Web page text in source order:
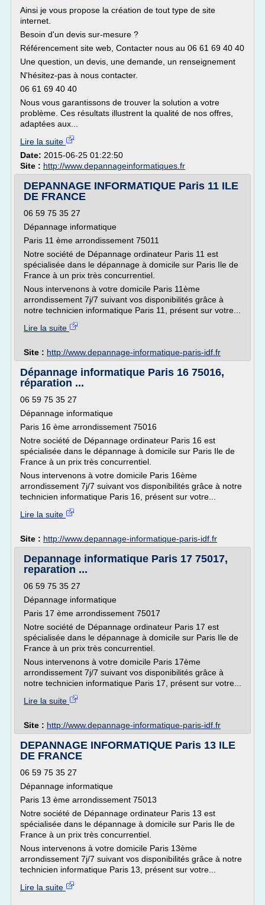
Ainsi je vous propose la création de tout type de site
internet.
Besoin d'un devis sur-mesure ?
Référencement site web, Contacter nous au 06 61 69 40 40
Une question, un devis, une demande, un renseignement
N'hésitez-pas à nous contacter.
06 61 69 40 40
Nous vous garantissons de trouver la solution a votre
problème. Ces résultats illustrent la qualité de nos offres,
adaptées aux...
Lire la suite
Date: 2015-06-25 01:22:50
Site : http://www.depannageinformatiques.fr
DEPANNAGE INFORMATIQUE Paris 11 ILE
DE FRANCE
06 59 75 35 27
Dépannage informatique
Paris 11 ème arrondissement 75011
Notre société de Dépannage ordinateur Paris 11 est
spécialisée dans le dépannage à domicile sur Paris Ile de
France à un prix très concurrentiel.
Nous intervenons à votre domicile Paris 11ème
arrondissement 7j/7 suivant vos disponibilités grâce à
notre technicien informatique Paris 11, présent sur votre...
Lire la suite
Site : http://www.depannage-informatique-paris-idf.fr
Dépannage informatique Paris 16 75016,
réparation ...
06 59 75 35 27
Dépannage informatique
Paris 16 ème arrondissement 75016
Notre société de Dépannage ordinateur Paris 16 est
spécialisée dans le dépannage à domicile sur Paris Ile de
France à un prix très concurrentiel.
Nous intervenons à votre domicile Paris 16ème
arrondissement 7j/7 suivant vos disponibilités grâce à notre
technicien informatique Paris 16, présent sur votre...
Lire la suite
Site : http://www.depannage-informatique-paris-idf.fr
Depannage informatique Paris 17 75017,
reparation ...
06 59 75 35 27
Dépannage informatique
Paris 17 ème arrondissement 75017
Notre société de Dépannage ordinateur Paris 17 est
spécialisée dans le dépannage à domicile sur Paris Ile de
France à un prix très concurrentiel.
Nous intervenons à votre domicile Paris 17ème
arrondissement 7j/7 suivant vos disponibilités grâce à
notre technicien informatique Paris 17, présent sur votre...
Lire la suite
Site : http://www.depannage-informatique-paris-idf.fr
DEPANNAGE INFORMATIQUE Paris 13 ILE
DE FRANCE
06 59 75 35 27
Dépannage informatique
Paris 13 ème arrondissement 75013
Notre société de Dépannage ordinateur Paris 13 est
spécialisée dans le dépannage à domicile sur Paris Ile de
France à un prix très concurrentiel.
Nous intervenons à votre domicile Paris 13ème
arrondissement 7j/7 suivant vos disponibilités grâce à notre
technicien informatique Paris 13, présent sur votre...
Lire la suite